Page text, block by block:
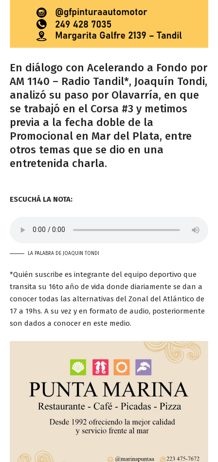
En diálogo con Acelerando a Fondo por
AM 1140 – Radio Tandil*, Joaquín Tondi,
analizó su paso por Olavarría, en que
se trabajó en el Corsa #3 y metimos
previa a la fecha doble de la
Promocional en Mar del Plata, entre
otros temas que se dio en una
entretenida charla.
ESCUCHÁ LA NOTA:
LA PALABRA DE JOAQUIN TONDI
*Quién suscribe es integrante del equipo deportivo que
transita su 16to año de vida donde diariamente se dan a
conocer todas las alternativas del Zonal del Atlántico de
17 a 19hs. A su vez y en formato de audio, posteriormente
son dados a conocer en este medio.